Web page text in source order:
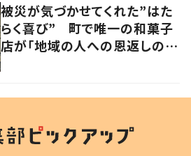
被災が気づかせてくれた”はた
らく喜び” 町で唯一の和菓子
店が「地域の人への恩返しのた